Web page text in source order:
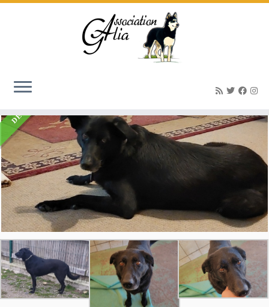
DÉCÉDÉ(E)